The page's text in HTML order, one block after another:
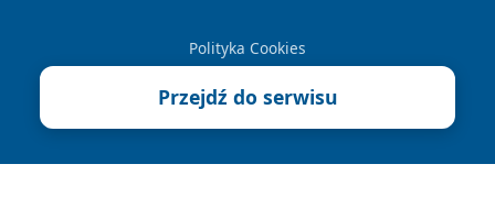
Polityka Cookies
Przejdź do serwisu